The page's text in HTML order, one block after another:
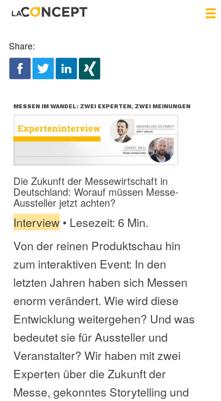
Share:
MESSEN IM WANDEL: ZWEI EXPERTEN, ZWEI MEINUNGEN
Die Zukunft der Messewirtschaft in
Deutschland: Worauf müssen Messe-
Aussteller jetzt achten?
Interview• Lesezeit: 6 Min.
Von der reinen Produktschau hin
zum interaktiven Event: In den
letzten Jahren haben sich Messen
enorm verändert. Wie wird diese
Entwicklung weitergehen? Und was
bedeutet sie für Aussteller und
Veranstalter? Wir haben mit zwei
Experten über die Zukunft der
Messe, gekonntes Storytelling und